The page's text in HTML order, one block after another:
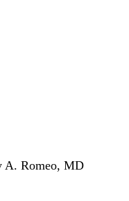
A. Romeo, MD